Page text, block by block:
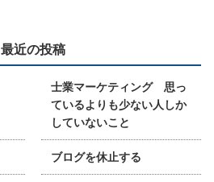
最近の投稿
士業マーケティング 思っ
ているよりも少ない人しか
していないこと
ブログを休止する